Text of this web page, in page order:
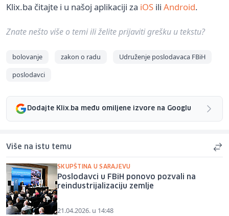
Klix.ba čitajte i u našoj aplikaciji za iOS ili Android.
Znate nešto više o temi ili želite prijaviti grešku u tekstu?
bolovanje zakon o radu
Udruženje poslodavaca FBiH
poslodavci
Dodajte Klix.ba među omiljene izvore na Googlu
Više na istu temu
SKUPŠTINA U SARAJEVU
Poslodavci u FBiH ponovo pozvali na
reindustrijalizaciju zemlje
21.04.2026. u 14:48